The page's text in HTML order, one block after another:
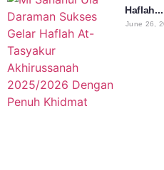
Haflah...
June 26,